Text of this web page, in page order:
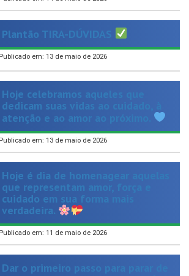
Plantão TIRA-DÚVIDAS
Publicado em: 13 de maio de 2026
Hoje celebramos aqueles que
dedicam suas vidas ao cuidado, à
atenção e ao amor ao próximo.
Publicado em: 13 de maio de 2026
Hoje é dia de homenagear aquelas
que representam amor, força e
cuidado em sua forma mais
verdadeira.
Publicado em: 11 de maio de 2026
Dar o primeiro passo para parar de
fumar pode ser difícil, mas você
não precisa fazer isso sozinho!